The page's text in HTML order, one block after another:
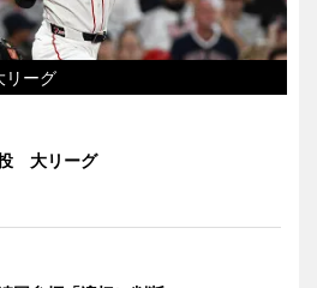
ーグ
大リーグ